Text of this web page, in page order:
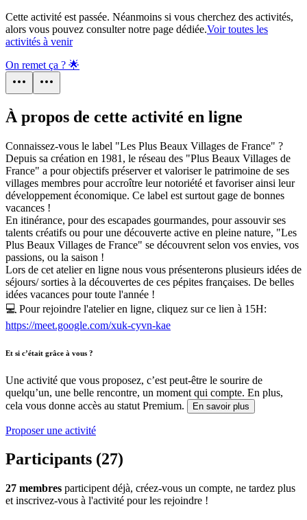
Cette activité est passée. Néanmoins si vous cherchez des activités,
alors vous pouvez consulter notre page dédiée.Voir toutes les
activités à venir
On remet ça ? 🌟
À propos de cette activité en ligne
Connaissez-vous le label "Les Plus Beaux Villages de France" ?
Depuis sa création en 1981, le réseau des "Plus Beaux Villages de
France" a pour objectifs préserver et valoriser le patrimoine de ses
villages membres pour accroître leur notoriété et favoriser ainsi leur
développement économique. Ce label est surtout gage de bonnes
vacances !
En itinérance, pour des escapades gourmandes, pour assouvir ses
talents créatifs ou pour une découverte active en pleine nature, "Les
Plus Beaux Villages de France" se découvrent selon vos envies, vos
passions, ou la saison !
Lors de cet atelier en ligne nous vous présenterons plusieurs idées de
séjours/ sorties à la découvertes de ces pépites françaises. De belles
idées vacances pour toute l'année !
💻 Pour rejoindre l'atelier en ligne, cliquez sur ce lien à 15H:
https://meet.google.com/xuk-cyvn-kae
Et si c’était grâce à vous ?
Une activité que vous proposez, c’est peut-être le sourire de
quelqu’un, une belle rencontre, un moment qui compte. En plus,
cela vous donne accès au statut Premium.
En savoir plus
Proposer une activité
Participants (27)
27 membres participent déjà, créez-vous un compte, ne tardez plus
et inscrivez-vous à l'activité pour les rejoindre !